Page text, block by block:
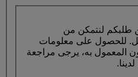
لنتمكن من
للحصول على معلومات
المعمول به، يرجى مراجعة